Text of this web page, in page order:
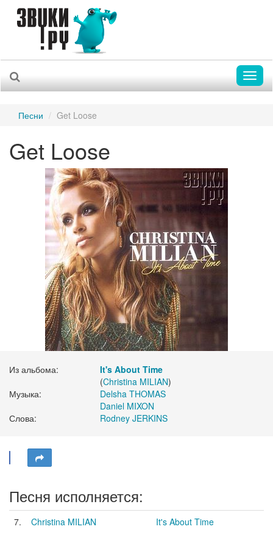
Песни Get Loose
Get Loose
Из альбома:
It's About Time
(Christina MILIAN)
Музыка:
Delsha THOMAS
Daniel MIXON
Слова:
Rodney JERKINS
Песня исполняется:
7. Christina MILIAN It's About Time